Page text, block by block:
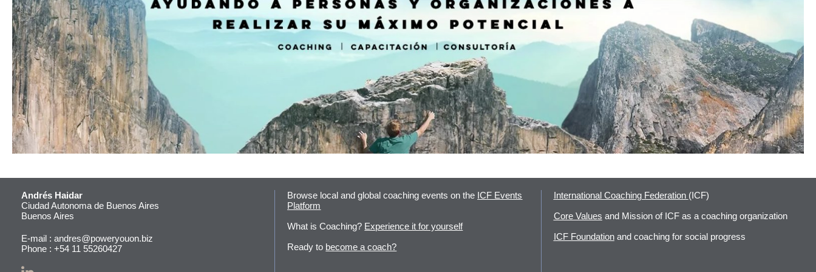
Andrés Haidar
Ciudad Autonoma de Buenos Aires
Buenos Aires
E-mail : andres@poweryouon.biz
Phone : +54 11 55260427
Browse local and global coaching events on the ICF Events
Platform
What is Coaching? Experience it for yourself
Ready to become a coach?
International Coaching Federation (ICF)
Core Values and Mission of ICF as a coaching organization
ICF Foundationand coaching for social progress